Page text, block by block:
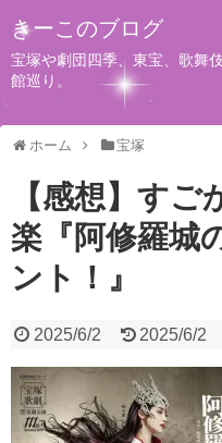
きーこのブログ
宝塚や劇団四季、東宝、歌舞
館巡り。
ホーム 宝塚
【感想】す
楽『阿修羅城
ント！』
2025/6/2 2025/6/2